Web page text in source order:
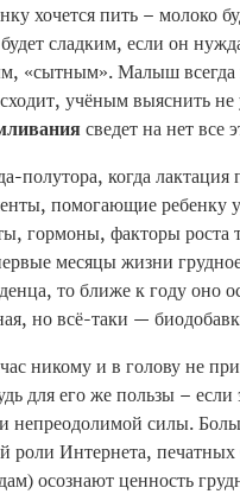
хочется пить – молоко
сладким, если он
«сытным». Малыш всегда
учёным выяснить не
сведет на нет все
полутора, когда
помогающие ребенку
гормоны, факторы роста
месяцы жизни
то ближе к году оно
но всё-таки —
никому и в голову не
для его же пользы – если
непреодолимой силы.
роли Интернета,
осознают ценность